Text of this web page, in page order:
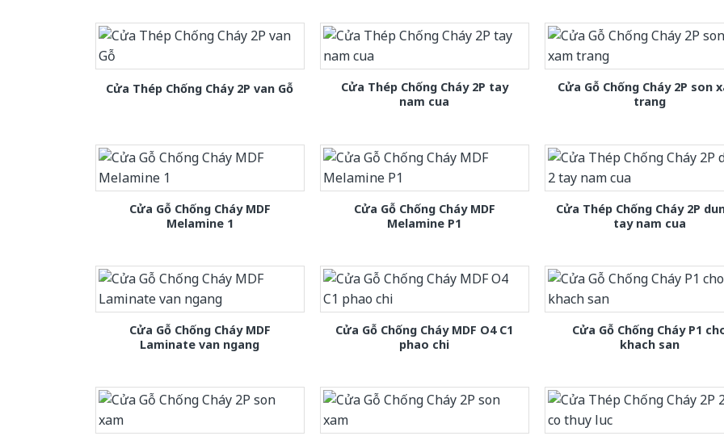
Cửa Thép Chống Cháy 2P van Gỗ
Cửa Thép Chống Cháy 2P tay
nam cua
Cửa Gỗ Chống Cháy 2P son
trang
Cửa Gỗ Chống Cháy MDF
Melamine 1
Cửa Gỗ Chống Cháy MDF
Melamine P1
Cửa Thép Chống Cháy 2P
tay nam cua
Cửa Gỗ Chống Cháy MDF
Laminate van ngang
Cửa Gỗ Chống Cháy MDF O4 C1
phao chi
Cửa Gỗ Chống Cháy P1
khach san